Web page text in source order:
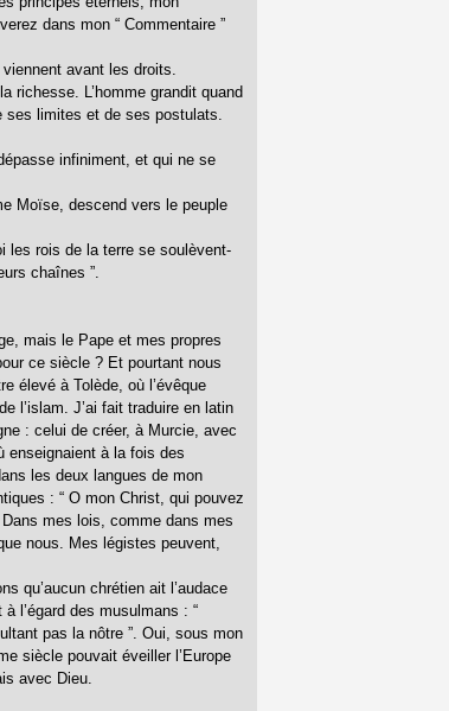
dans mon “ Commentaire ”
avant les droits.
richesse. L’homme grandit quand
ses limites et de ses postulats.
infiniment, et qui ne se
Moïse, descend vers le peuple
les rois de la terre se soulèvent-
chaînes ”.
mais le Pape et mes propres
ce siècle ? Et pourtant nous
élevé à Tolède, où l’évêque
l’islam. J’ai fait traduire en latin
: celui de créer, à Murcie, avec
enseignaient à la fois des
les deux langues de mon
: “ O mon Christ, qui pouvez
mes lois, comme dans mes
nous. Mes légistes peuvent,
qu’aucun chrétien ait l’audace
l’égard des musulmans : “
pas la nôtre ”. Oui, sous mon
siècle pouvait éveiller l’Europe
avec Dieu.